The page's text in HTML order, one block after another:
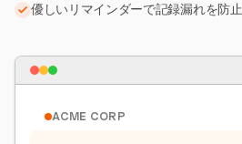
優しいリマインダーで記録漏れを防止
ACME CORP